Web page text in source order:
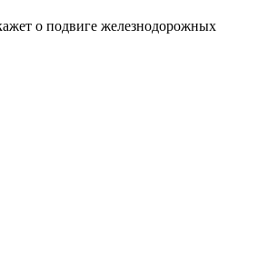
о подвиге железнодорожных